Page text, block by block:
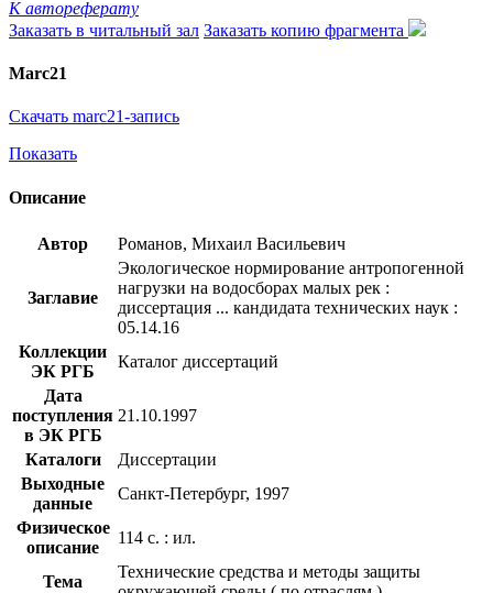
К автореферату
Заказать в читальный зал Заказать копию фрагмента
Marc21
Скачать marc21-запись
Показать
Описание
Автор Романов, Михаил Васильевич
Заглавие
Экологическое нормирование антропогенной
нагрузки на водосборах малых рек :
диссертация ... кандидата технических наук :
05.14.16
Коллекции
ЭК РГБ
Каталог диссертаций
Дата
поступления
в ЭК РГБ
21.10.1997
Каталоги
Диссертации
Выходные
данные
Санкт-Петербург, 1997
Физическое
описание
114 с. : ил.
Тема
Технические средства и методы защиты